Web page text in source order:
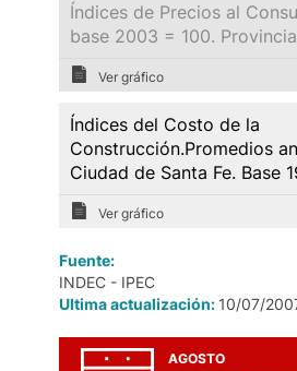
Índices de Precios al
base 2003 = 100.
Ver gráfico
Índices del Costo de la
Construcción.Promedios
Ciudad de Santa Fe. Base
Ver gráfico
Fuente:
INDEC - IPEC
Ultima actualización: 10/07/
AGOSTO